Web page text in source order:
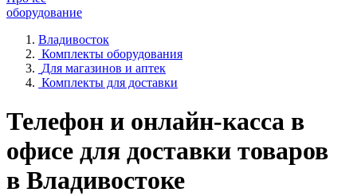
оборудование
Владивосток
Комплекты оборудования
Для магазинов и аптек
Комплекты для доставки
Телефон и онлайн-касса в
офисе для доставки товаров
в Владивостоке